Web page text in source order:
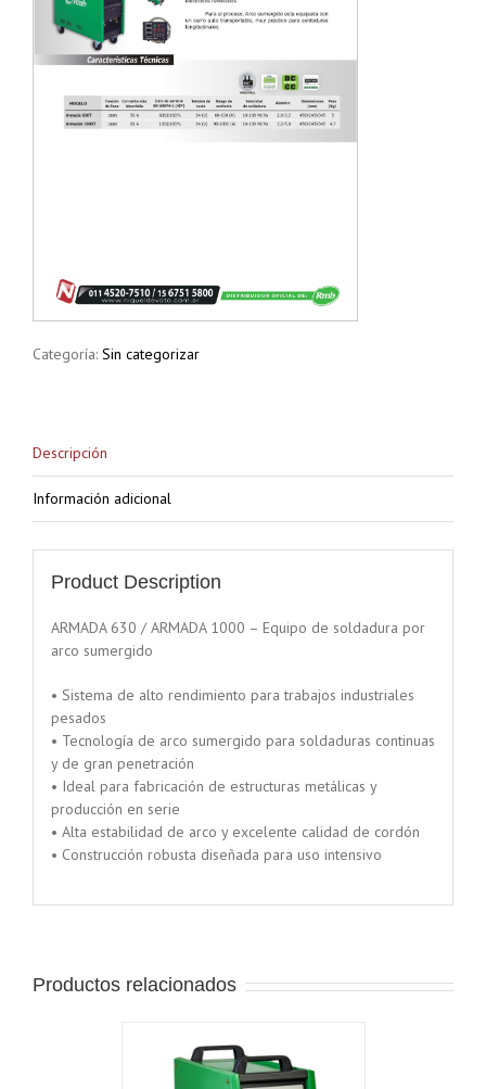
Categoría: Sin categorizar
Descripción
Información adicional
Product Description
ARMADA 630 / ARMADA 1000 – Equipo de soldadura por
arco sumergido
• Sistema de alto rendimiento para trabajos industriales
pesados
• Tecnología de arco sumergido para soldaduras continuas
y de gran penetración
• Ideal para fabricación de estructuras metálicas y
producción en serie
• Alta estabilidad de arco y excelente calidad de cordón
• Construcción robusta diseñada para uso intensivo
Productos relacionados